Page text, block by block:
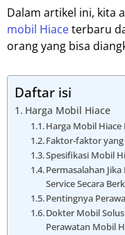
Dalam artikel ini, kita
mobil Hiaceterbaru
orang yang bisa
Daftar isi
Harga Mobil Hiace
Harga Mobil
Faktor-faktor
Spesifikasi Mobil
Permasalahan
Service Secara
Pentingnya
Dokter Mobil
Perawatan Mobil